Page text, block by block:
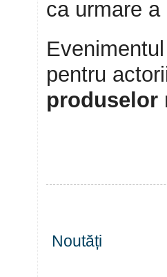
ca urmare
pentru
produselor
Noutăți